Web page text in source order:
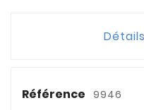
Référence 9946